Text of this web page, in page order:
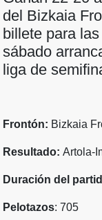
del Bizkaia
billete para
sábado
liga de
Frontón: Bizkaia
Resultado: Artola-
Duración del
Pelotazos: 705